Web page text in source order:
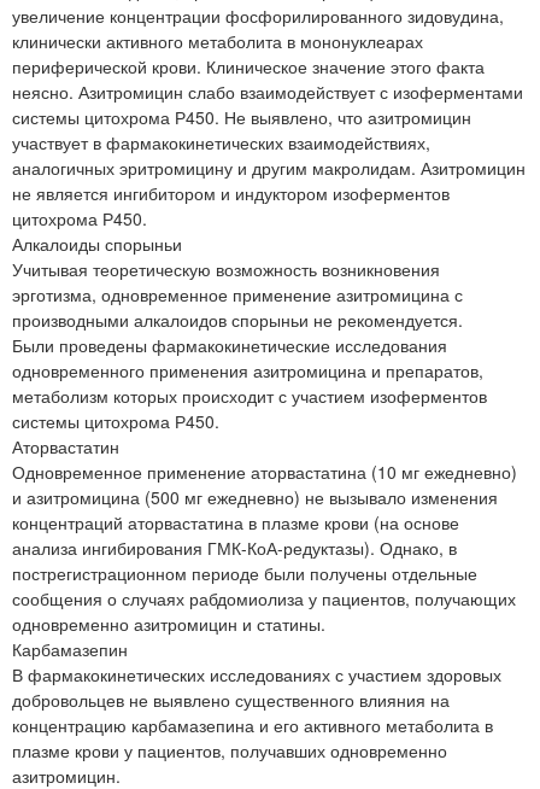
увеличение концентрации фосфорилированного зидовудина,
клинически активного метаболита в мононуклеарах
периферической крови. Клиническое значение этого факта
неясно. Азитромицин слабо взаимодействует с изоферментами
системы цитохрома Р450. Не выявлено, что азитромицин
участвует в фармакокинетических взаимодействиях,
аналогичных эритромицину и другим макролидам. Азитромицин
не является ингибитором и индуктором изоферментов
цитохрома Р450.
Алкалоиды спорыньи
Учитывая теоретическую возможность возникновения
эрготизма, одновременное применение азитромицина с
производными алкалоидов спорыньи не рекомендуется.
Были проведены фармакокинетические исследования
одновременного применения азитромицина и препаратов,
метаболизм которых происходит с участием изоферментов
системы цитохрома Р450.
Аторвастатин
Одновременное применение аторвастатина (10 мг ежедневно)
и азитромицина (500 мг ежедневно) не вызывало изменения
концентраций аторвастатина в плазме крови (на основе
анализа ингибирования ГМК-КоА-редуктазы). Однако, в
пострегистрационном периоде были получены отдельные
сообщения о случаях рабдомиолиза у пациентов, получающих
одновременно азитромицин и статины.
Карбамазепин
В фармакокинетических исследованиях с участием здоровых
добровольцев не выявлено существенного влияния на
концентрацию карбамазепина и его активного метаболита в
плазме крови у пациентов, получавших одновременно
азитромицин.